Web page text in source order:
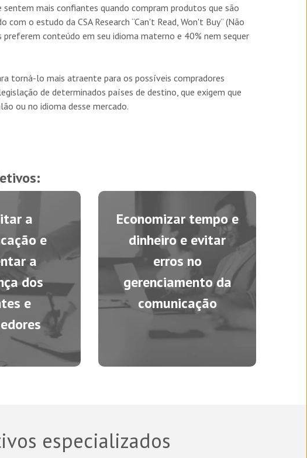
mais confiantes quando compram produtos que são
o estudo da CSA Research “Can't Read, Won't Buy” (Não
conteúdo em seu idioma materno e 40% nem sequer
torná-lo mais atraente para os possíveis compradores
de determinados países de destino, que exigem que
ou no idioma desse mercado.
a
e
a
dos
e
Economizar tempo e
dinheiro e evitar
erros no
gerenciamento da
comunicação
especializados